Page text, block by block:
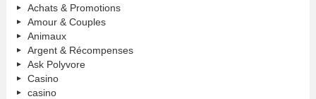
Achats & Promotions
Amour & Couples
Animaux
Argent & Récompenses
Ask Polyvore
Casino
casino